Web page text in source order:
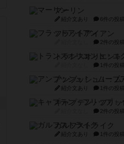
マーリン
紹介文あり 6件の投稿
フラットアイアン
2件の投稿
1件の投稿
紹介文あり 1件の投稿
2件の投稿
ガルフストライク
紹介文あり 1件の投稿